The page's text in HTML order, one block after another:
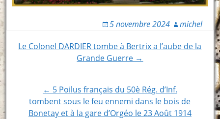
5 novembre 2024 michel
Post
Le Colonel DARDIER tombe à Bertrix a l’aube de la
Grande Guerre →
← 5 Poilus français du 50è Rég. d’Inf.
tombent sous le feu ennemi dans le bois de
Bonetay et à la gare d’Orgéo le 23 Août 1914